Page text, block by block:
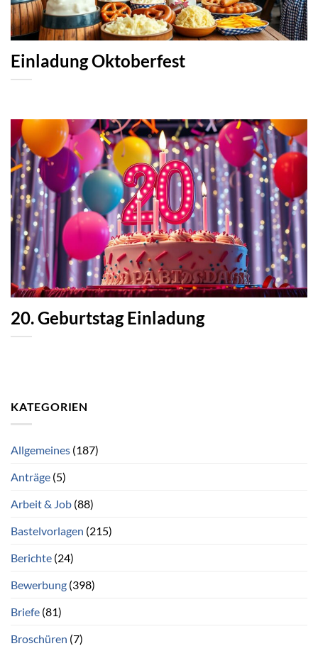
Einladung Oktoberfest
20. Geburtstag Einladung
KATEGORIEN
Allgemeines (187)
Anträge (5)
Arbeit & Job (88)
Bastelvorlagen (215)
Berichte (24)
Bewerbung (398)
Briefe (81)
Broschüren (7)